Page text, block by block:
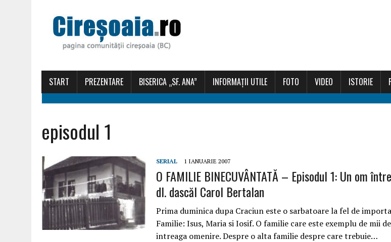
START PREZENTARE BISERICA „SF. ANA” INFORMAȚII UTILE FOTO VIDEO ISTORIE
episodul 1
SERIAL 1 IANUARIE 2007
O FAMILIE BINECUVÂNTATĂ – Episodul 1: Un om
dl. dascăl Carol Bertalan
Prima duminica dupa Craciun este o sarbatoare la fel de
Familie: Isus, Maria si Iosif. O familie care este exemplu de mii
intreaga omenire. Despre o alta familie despre care trebuie…